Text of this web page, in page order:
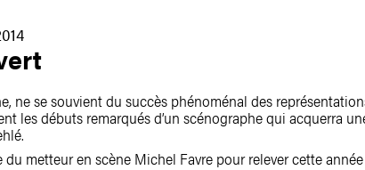
ne se souvient du succès phénoménal des
les débuts remarqués d’un scénographe qui acquerra
du metteur en scène Michel Favre pour relever cette